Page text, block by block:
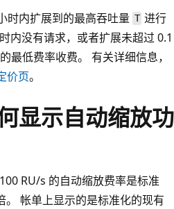
时内扩展到的最高吞吐量 T 进行
内没有请求，或者扩展未超过 0.1
最低费率收费。 有关详细信息，
价页。
显示自动缩放功
RU/s 的自动缩放费率是标准
。 帐单上显示的是标准化的现有